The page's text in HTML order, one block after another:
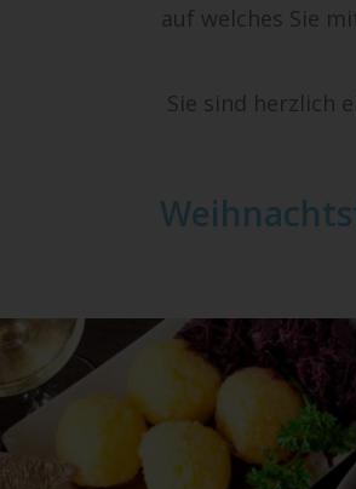
auf welches Sie
Sie sind herzlich